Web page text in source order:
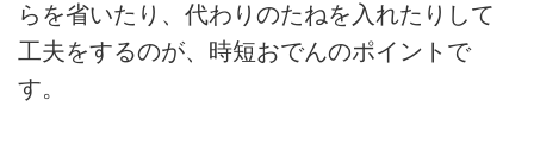
らを省いたり、代わりのたねを入れたりして
工夫をするのが、時短おでんのポイントで
す。